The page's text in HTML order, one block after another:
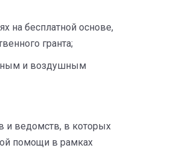
на бесплатной основе,
гранта;
и воздушным
и ведомств, в которых
помощи в рамках